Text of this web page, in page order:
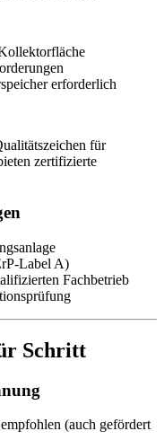
erforderlich
für
zertifizierte
Label A)
Fachbetrieb
Schritt
(auch gefördert